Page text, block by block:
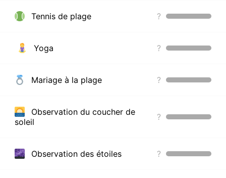
Tennis de plage ?
Yoga ?
Mariage à la plage ?
Observation du coucher de
soleil
?
Observation des étoiles ?